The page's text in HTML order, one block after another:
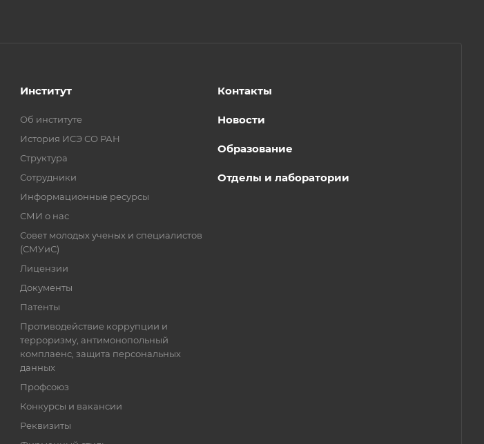
Институт
Об институте
История ИСЭ СО РАН
Структура
Сотрудники
Информационные ресурсы
СМИ о нас
Совет молодых ученых и специалистов
(СМУиС)
Лицензии
Документы
Патенты
Противодействие коррупции и
терроризму, антимонопольный
комплаенс, защита персональных
данных
Профсоюз
Конкурсы и вакансии
Реквизиты
Контакты
Новости
Образование
Отделы и лаборатории